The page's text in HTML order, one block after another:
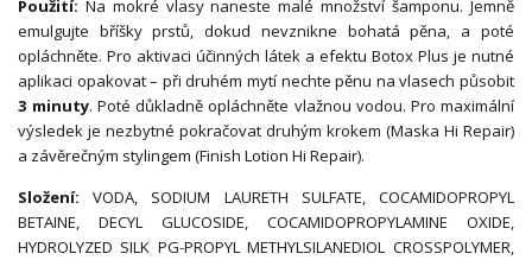
Použití: Na mokré vlasy naneste malé množství šamponu. Jemně
emulgujte bříšky prstů, dokud nevznikne bohatá pěna, a poté
opláchněte. Pro aktivaci účinných látek a efektu Botox Plus je nutné
aplikaci opakovat – při druhém mytí nechte pěnu na vlasech působit
3 minuty. Poté důkladně opláchněte vlažnou vodou. Pro maximální
výsledek je nezbytné pokračovat druhým krokem (Maska Hi Repair)
a závěrečným stylingem (Finish Lotion Hi Repair).
Složení: VODA, SODIUM LAURETH SULFATE, COCAMIDOPROPYL
BETAINE, DECYL GLUCOSIDE, COCAMIDOPROPYLAMINE OXIDE,
HYDROLYZED SILK PG-PROPYL METHYLSILANEDIOL CROSSPOLYMER,